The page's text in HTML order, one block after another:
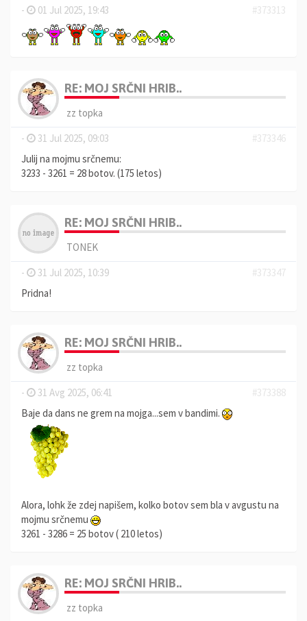
-
01 Jul 2025, 19:43 #373313
RE: MOJ SRČNI HRIB..
zz topka
-
31 Jul 2025, 09:03
#373346
Julij na mojmu srčnemu:
3233 - 3261 = 28 botov. (175 letos)
RE: MOJ SRČNI HRIB..
TONEK
-
31 Jul 2025, 10:39
#373347
Pridna!
RE: MOJ SRČNI HRIB..
zz topka
-
31 Avg 2025, 06:41
#373388
Baje da dans ne grem na mojga...sem v bandimi.
Alora, lohk že zdej napišem, kolko botov sem bla v avgustu na
mojmu srčnemu
3261 - 3286 = 25 botov ( 210 letos)
RE: MOJ SRČNI HRIB..
zz topka